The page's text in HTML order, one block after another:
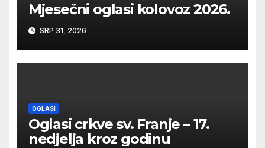
Mjesečni oglasi kolovoz 2026.
SRP 31, 2026
OGLASI
Oglasi crkve sv. Franje – 17.
nedjelja kroz godinu